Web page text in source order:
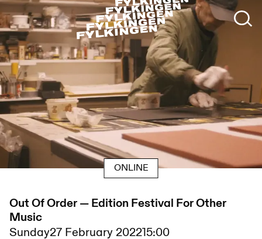
ONLINE
Out Of Order — Edition Festival For Other
Music
Sunday27 February 202215:00